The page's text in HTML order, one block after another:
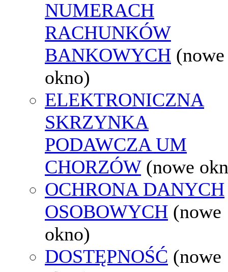
NUMERACH
RACHUNKÓW
BANKOWYCH (nowe
okno)
ELEKTRONICZNA
SKRZYNKA
PODAWCZA UM
CHORZÓW (nowe
OCHRONA DANYCH
OSOBOWYCH (nowe
okno)
DOSTĘPNOŚĆ (nowe